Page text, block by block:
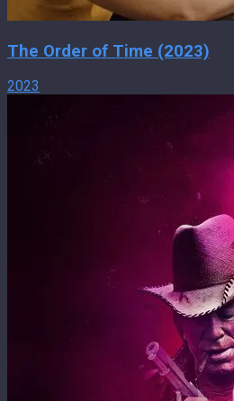
The Order of Time (2023)
2023